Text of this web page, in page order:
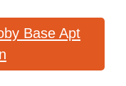
Base Apt